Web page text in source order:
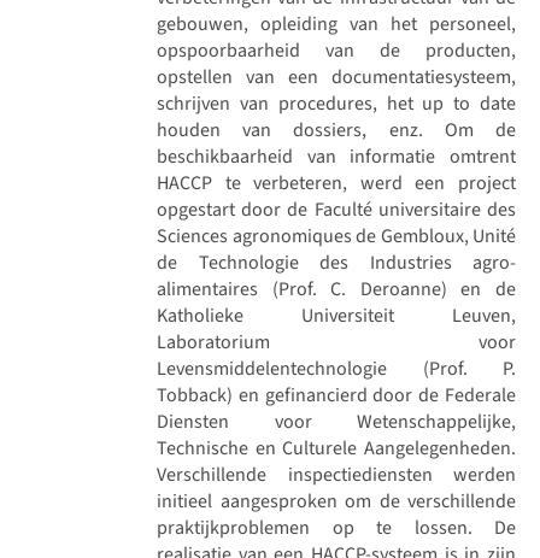
gebouwen, opleiding van het personeel,
opspoorbaarheid van de producten,
opstellen van een documentatiesysteem,
schrijven van procedures, het up to date
houden van dossiers, enz. Om de
beschikbaarheid van informatie omtrent
HACCP te verbeteren, werd een project
opgestart door de Faculté universitaire des
Sciences agronomiques de Gembloux, Unité
de Technologie des Industries agro-
alimentaires (Prof. C. Deroanne) en de
Katholieke Universiteit Leuven,
Laboratorium voor
Levensmiddelentechnologie (Prof. P.
Tobback) en gefinancierd door de Federale
Diensten voor Wetenschappelijke,
Technische en Culturele Aangelegenheden.
Verschillende inspectiediensten werden
initieel aangesproken om de verschillende
praktijkproblemen op te lossen. De